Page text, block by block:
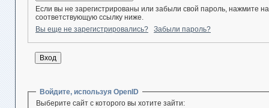
Если вы не зарегистрированы или забыли свой пароль, нажмите на
соответствующую ссылку ниже.
Вы еще не зарегистрировались?
Забыли пароль?
Войдите, используя OpenID
Выберите сайт с которого вы хотите зайти: